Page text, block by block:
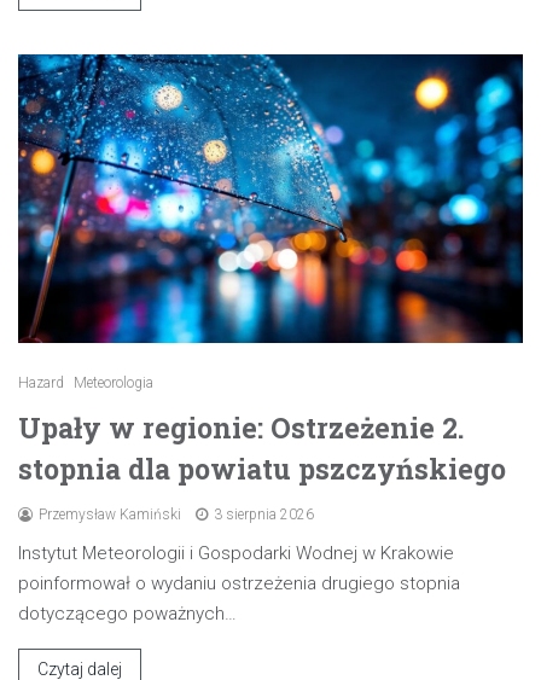
Hazard Meteorologia
Upały w regionie: Ostrzeżenie 2.
stopnia dla powiatu pszczyńskiego
Przemysław Kamiński 3 sierpnia 2026
Instytut Meteorologii i Gospodarki Wodnej w Krakowie
poinformował o wydaniu ostrzeżenia drugiego stopnia
dotyczącego poważnych…
Czytaj dalej